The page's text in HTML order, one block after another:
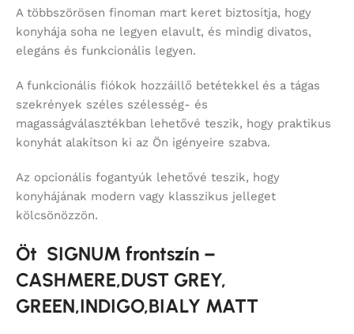
A többszörösen finoman mart keret biztosítja, hogy
konyhája soha ne legyen elavult, és mindig divatos,
elegáns és funkcionális legyen.
A funkcionális fiókok hozzáillő betétekkel és a tágas
szekrények széles szélesség- és
magasságválasztékban lehetővé teszik, hogy praktikus
konyhát alakítson ki az Ön igényeire szabva.
Az opcionális fogantyúk lehetővé teszik, hogy
konyhájának modern vagy klasszikus jelleget
kölcsönözzön.
Öt SIGNUM frontszín –
CASHMERE,DUST GREY,
GREEN,INDIGO,BIALY MATT